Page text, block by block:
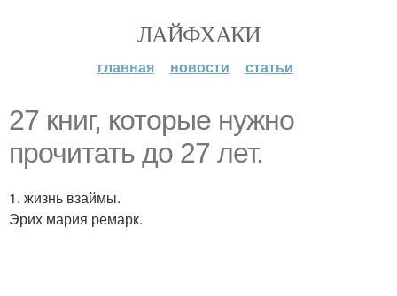
ЛАЙФХАКИ
главная новости статьи
27 книг, которые нужно
прочитать до 27 лет.
1. жизнь взаймы.
Эрих мария ремарк.